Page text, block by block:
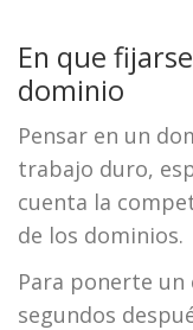
En que
dominio
Pensar en un
trabajo duro,
cuenta la
de los dominios.
Para ponerte
segundos